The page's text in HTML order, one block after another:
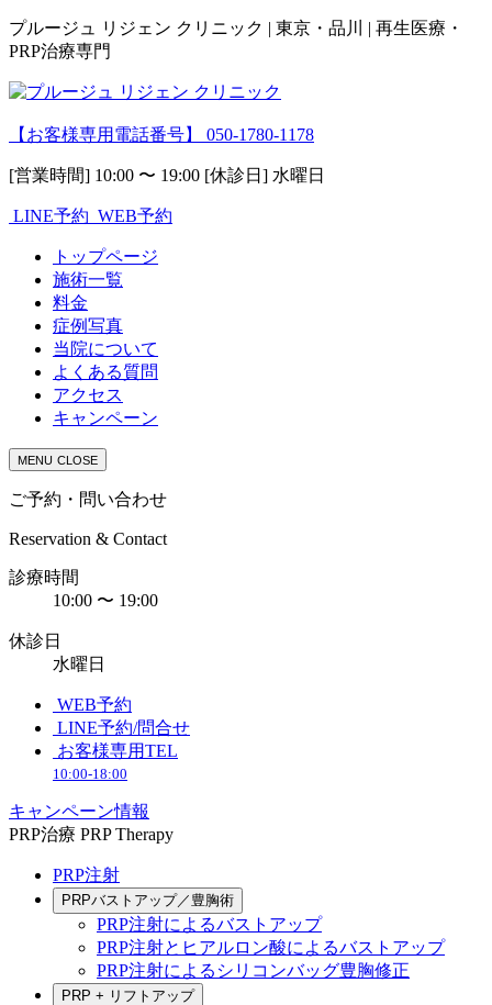
プルージュ リジェン クリニック | 東京・品川 | 再生医療・
PRP治療専門
【お客様専用電話番号】 050-1780-1178
[営業時間] 10:00 〜 19:00 [休診日] 水曜日
LINE予約 WEB予約
トップページ
施術一覧
料金
症例写真
当院について
よくある質問
アクセス
キャンペーン
MENU CLOSE
ご予約・問い合わせ
Reservation & Contact
診療時間
10:00 〜 19:00
休診日
水曜日
WEB予約
LINE予約/問合せ
お客様専用TEL
10:00-18:00
キャンペーン情報
PRP治療 PRP Therapy
PRP注射
PRPバストアップ／豊胸術
PRP注射によるバストアップ
PRP注射とヒアルロン酸によるバストアップ
PRP注射によるシリコンバッグ豊胸修正
PRP + リフトアップ